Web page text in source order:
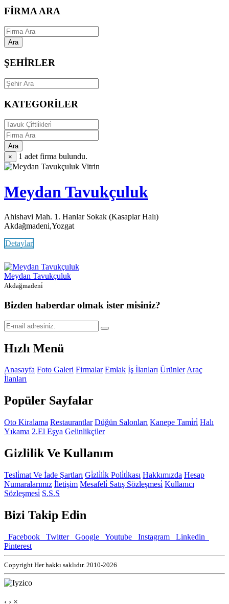
FİRMA ARA
Ara
ŞEHİRLER
KATEGORİLER
Ara
×
1 adet firma bulundu.
Vitrin
Meydan Tavukçuluk
Ahishavi Mah. 1. Hanlar Sokak (Kasaplar Halı)
Akdağmadeni,Yozgat
Detaylar
Meydan Tavukçuluk
Akdağmadeni̇
Bizden haberdar olmak ister misiniz?
Hızlı Menü
Anasayfa Foto Galeri Firmalar Emlak İş İlanları ÜrünlerAraç
İlanları
Popüler Sayfalar
Oto Kiralama Restaurantlar Düğün Salonları Kanepe Tami̇ri̇ Halı
Yıkama 2.El Eşya Gelinlikçiler
Gizlilik Ve Kullanım
Tesli̇mat Ve İade Şartları Gi̇zli̇li̇k Poli̇ti̇kası Hakkımızda Hesap
Numaralarımız İletişim Mesafeli̇ Satış Sözleşmesi̇ Kullanıcı
Sözleşmesi̇ S.S.S
Bizi Takip Edin
Facebook Twitter Google Youtube Instagram
Linkedin
Pinterest
Copyright Her hakkı saklıdır. 2010-2026
‹ › ×